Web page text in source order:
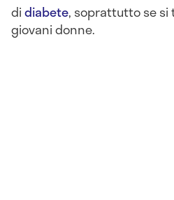
didiabete, soprattutto se
giovani donne.